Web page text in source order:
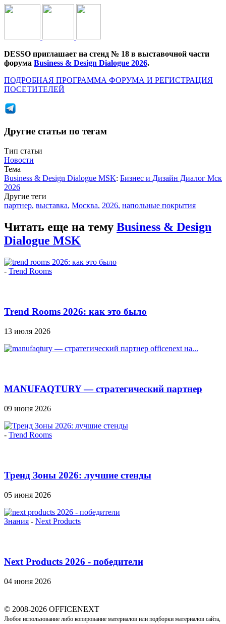
DESSO приглашает на стенд № 18 в выставочной части
форума Business & Design Dialogue 2026.
ПОДРОБНАЯ ПРОГРАММА ФОРУМА И РЕГИСТРАЦИЯ
ПОСЕТИТЕЛЕЙ
Другие статьи по тегам
Тип статьи
Новости
Тема
Business & Design Dialogue MSK: Бизнес и Дизайн Диалог Мск
2026
Другие теги
партнер, выставка, Москва, 2026, напольные покрытия
Читать еще на тему Business & Design
Dialogue MSK
- Trend Rooms
Trend Rooms 2026: как это было
13 июля 2026
MANUFAQTURY — стратегический партнер
09 июня 2026
- Trend Rooms
Тренд Зоны 2026: лучшие стенды
05 июня 2026
Знания - Next Products
Next Products 2026 - победители
04 июня 2026
© 2008-2026 OFFICENEXT
Любое использование либо копирование материалов или подборки материалов сайта,